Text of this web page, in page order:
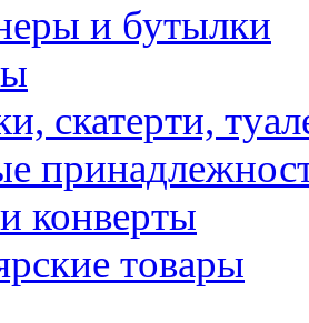
и бутылки
скатерти,
конверты
товары